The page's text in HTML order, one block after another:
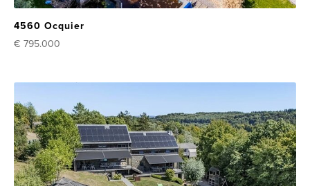
4560 Ocquier
€ 795.000